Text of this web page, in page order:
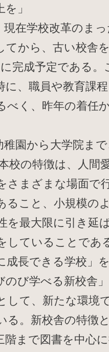
」
現在学校改革のま
てから、古い校舎
完成予定である
に、職員や教育課
べく、昨年の着任
園から大学院ま
校の特徴は、人間
さまざまな場面で
ること、小規模の
を最大限に引き延
していることであ
成長できる学校」
のび学べる新校舎
して、新たな環境
る。新校舎の特徴
階まで図書を中心